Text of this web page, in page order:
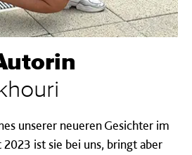
unserer neueren Gesichter im
2023 ist sie bei uns, bringt aber